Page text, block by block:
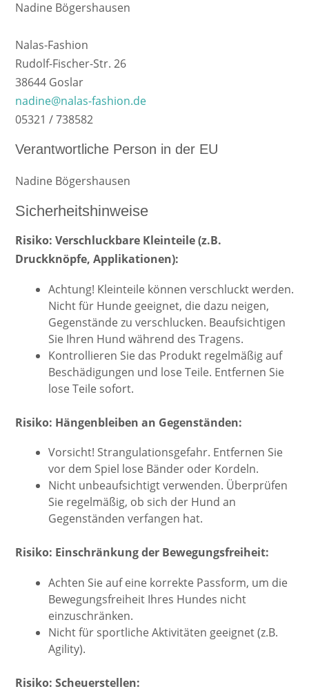
Nadine Bögershausen
Nalas-Fashion
Rudolf-Fischer-Str. 26
38644 Goslar
nadine@nalas-fashion.de
05321 / 738582
Verantwortliche Person in der EU
Nadine Bögershausen
Sicherheitshinweise
Risiko: Verschluckbare Kleinteile (z.B.
Druckknöpfe, Applikationen):
Achtung! Kleinteile können verschluckt werden.
Nicht für Hunde geeignet, die dazu neigen,
Gegenstände zu verschlucken. Beaufsichtigen
Sie Ihren Hund während des Tragens.
Kontrollieren Sie das Produkt regelmäßig auf
Beschädigungen und lose Teile. Entfernen Sie
lose Teile sofort.
Risiko: Hängenbleiben an Gegenständen:
Vorsicht! Strangulationsgefahr. Entfernen Sie
vor dem Spiel lose Bänder oder Kordeln.
Nicht unbeaufsichtigt verwenden. Überprüfen
Sie regelmäßig, ob sich der Hund an
Gegenständen verfangen hat.
Risiko: Einschränkung der Bewegungsfreiheit:
Achten Sie auf eine korrekte Passform, um die
Bewegungsfreiheit Ihres Hundes nicht
einzuschränken.
Nicht für sportliche Aktivitäten geeignet (z.B.
Agility).
Risiko: Scheuerstellen: